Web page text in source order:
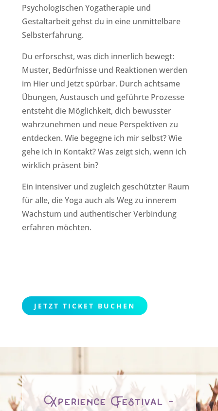
Psychologischen Yogatherapie und
Gestaltarbeit gehst du in eine unmittelbare
Selbsterfahrung.
Du erforschst, was dich innerlich bewegt:
Muster, Bedürfnisse und Reaktionen werden
im Hier und Jetzt spürbar. Durch achtsame
Übungen, Austausch und geführte Prozesse
entsteht die Möglichkeit, dich bewusster
wahrzunehmen und neue Perspektiven zu
entdecken. Wie begegne ich mir selbst? Wie
gehe ich in Kontakt? Was zeigt sich, wenn ich
wirklich präsent bin?
Ein intensiver und zugleich geschützter Raum
für alle, die Yoga auch als Weg zu innerem
Wachstum und authentischer Verbindung
erfahren möchten.
JETZT TICKET BUCHEN
Xperience Festival -